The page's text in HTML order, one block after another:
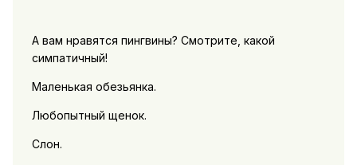
А вам нравятся пингвины? Смотрите, какой
симпатичный!
Маленькая обезьянка.
Любопытный щенок.
Слон.